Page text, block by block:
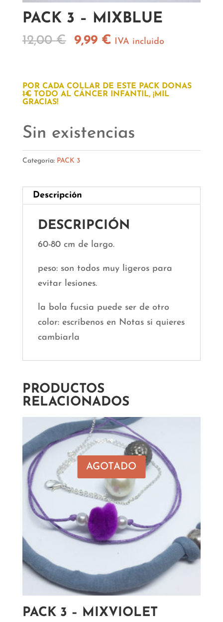
PACK 3 – MIXBLUE
12,00€
El
era:
12,00 €.
9,99 €El
es:
9,99 €.
IVA incluido
POR CADA COLLAR DE ESTE PACK DONAS
1€TODO AL CÁNCER INFANTIL, ¡MIL
GRACIAS!
Sin existencias
Categoría: PACK 3
Descripción
DESCRIPCIÓN
60-80 cm de largo.
peso: son todos muy ligeros para
evitar lesiones.
la bola fucsia puede ser de otro
color: escríbenos en Notas si quieres
cambiarla
PRODUCTOS
RELACIONADOS
PACK 3 – MIXVIOLET
AGOTADO